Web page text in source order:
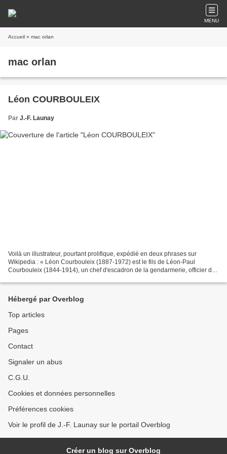
MENU
Accueil » mac orlan
mac orlan
Léon COURBOULEIX
Par J.-F. Launay
Voilà un illustrateur, pourtant prolifique, expédié en deux phrases sur
Wikipedia : « Léon Courbouleix (1887-1972) est le fils de Léon-Paul
Courbouleix (1844-1914), un chef d'escadron de la gendarmerie, officier de
Hébergé par Overblog
Top articles
Pages
Contact
Signaler un abus
C.G.U.
Cookies et données personnelles
Préférences cookies
Voir le profil de J.-F. Launay sur le portail Overblog
Créer un blog sur Overblog